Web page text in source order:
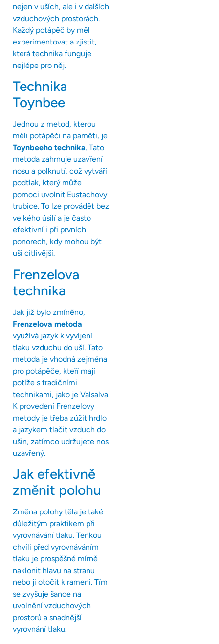
nejen v uších, ale i v dalších
vzduchových prostorách.
Každý potápěč by měl
experimentovat a zjistit,
která technika funguje
nejlépe pro něj.
Technika
Toynbee
Jednou z metod, kterou
měli potápěči na paměti, je
Toynbeeho technika. Tato
metoda zahrnuje uzavření
nosu a polknutí, což vytváří
podtlak, který může
pomoci uvolnit Eustachovy
trubice. To lze provádět bez
velkého úsilí a je často
efektivní i při prvních
ponorech, kdy mohou být
uši citlivější.
Frenzelova
technika
Jak již bylo zmíněno,
Frenzelova metoda
využívá jazyk k vyvíjení
tlaku vzduchu do uší. Tato
metoda je vhodná zejména
pro potápěče, kteří mají
potíže s tradičními
technikami, jako je Valsalva.
K provedení Frenzelovy
metody je třeba zúžit hrdlo
a jazykem tlačit vzduch do
ušin, zatímco udržujete nos
uzavřený.
Jak efektivně
změnit polohu
Změna polohy těla je také
důležitým praktikem při
vyrovnávání tlaku. Tenkou
chvíli před vyrovnáváním
tlaku je prospěšné mírně
naklonit hlavu na stranu
nebo ji otočit k rameni. Tím
se zvyšuje šance na
uvolnění vzduchových
prostorů a snadnější
vyrovnání tlaku.